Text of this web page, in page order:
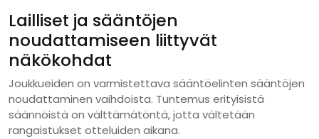
Lailliset ja sääntöjen
noudattamiseen liittyvät
näkökohdat
Joukkueiden on varmistettava sääntöelinten sääntöjen
noudattaminen vaihdoista. Tuntemus erityisistä
säännöistä on välttämätöntä, jotta vältetään
rangaistukset otteluiden aikana.